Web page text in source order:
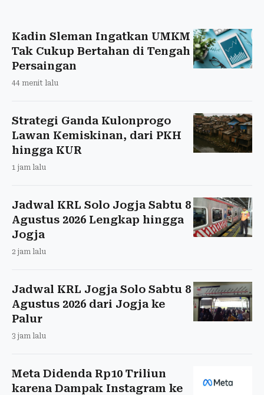
Kadin Sleman Ingatkan UMKM
Tak Cukup Bertahan di Tengah
Persaingan
44 menit lalu
Strategi Ganda Kulonprogo
Lawan Kemiskinan, dari PKH
hingga KUR
1 jam lalu
Jadwal KRL Solo Jogja Sabtu 8
Agustus 2026 Lengkap hingga
Jogja
2 jam lalu
Jadwal KRL Jogja Solo Sabtu 8
Agustus 2026 dari Jogja ke
Palur
3 jam lalu
Meta Didenda Rp10 Triliun
karena Dampak Instagram ke